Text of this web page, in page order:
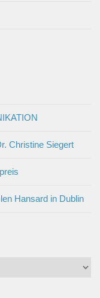
Christine Siegert
Hansard in Dublin